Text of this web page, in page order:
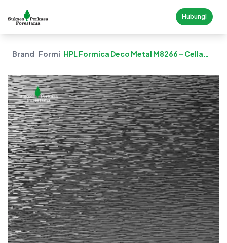
Hubungi
Brand FormicaHPL Formica Deco Metal M8266 – Cella